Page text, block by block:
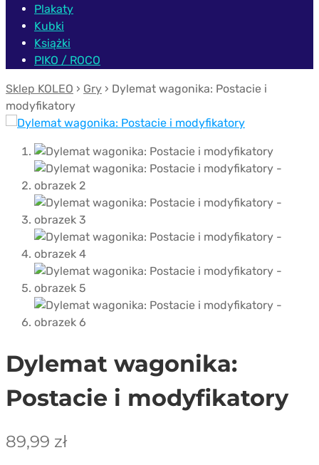
Plakaty
Kubki
Książki
PIKO / ROCO
Sklep KOLEO › Gry › Dylemat wagonika: Postacie i
modyfikatory
Dylemat wagonika:
Postacie i modyfikatory
89,99 zł